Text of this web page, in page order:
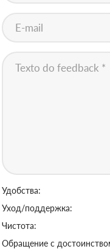
Удобства:
Уход/поддержка:
Чистота:
Обращение с